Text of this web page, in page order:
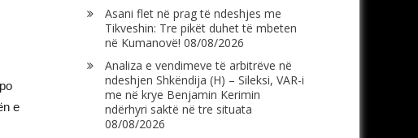
e
Asani flet në prag të ndeshjes me
Tikveshin: Tre pikët duhet të mbeten
në Kumanovë! 08/08/2026
Analiza e vendimeve të arbitrëve në
ndeshjen Shkëndija (H) – Sileksi, VAR-i
me në krye Benjamin Kerimin
ndërhyri saktë në tre situata
08/08/2026